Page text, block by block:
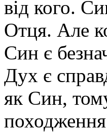
від кого.
Отця. Але
Син є
Дух є
як Син,